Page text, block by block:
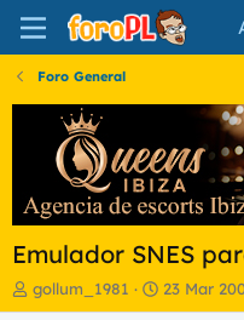
Foro General
Emulador SNES
I
n
gollum_1981
F
e
23 Mar